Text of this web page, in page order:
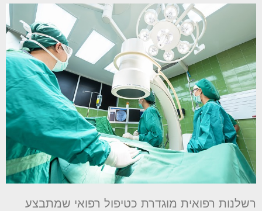
רפואית מוגדרת כטיפול רפואי שמתבצע